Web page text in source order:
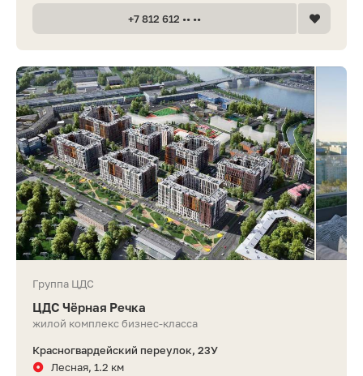
+7 812 612 •• ••
Группа ЦДС
ЦДС Чёрная Речка
жилой комплекс бизнес-класса
Красногвардейский переулок, 23У
Лесная, 1.2 км